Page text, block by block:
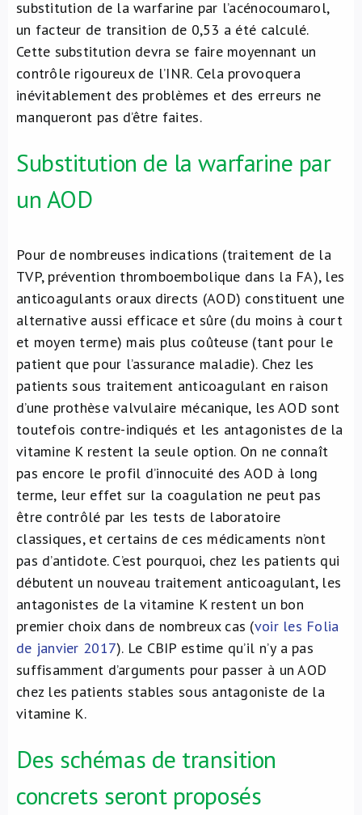
substitution de la warfarine par l’acénocoumarol,
un facteur de transition de 0,53 a été calculé.
Cette substitution devra se faire moyennant un
contrôle rigoureux de l’INR. Cela provoquera
inévitablement des problèmes et des erreurs ne
manqueront pas d’être faites.
Substitution de la warfarine par
un AOD
Pour de nombreuses indications (traitement de la
TVP, prévention thromboembolique dans la FA), les
anticoagulants oraux directs (AOD) constituent une
alternative aussi efficace et sûre (du moins à court
et moyen terme) mais plus coûteuse (tant pour le
patient que pour l’assurance maladie). Chez les
patients sous traitement anticoagulant en raison
d’une prothèse valvulaire mécanique, les AOD sont
toutefois contre-indiqués et les antagonistes de la
vitamine K restent la seule option. On ne connaît
pas encore le profil d’innocuité des AOD à long
terme, leur effet sur la coagulation ne peut pas
être contrôlé par les tests de laboratoire
classiques, et certains de ces médicaments n’ont
pas d’antidote. C’est pourquoi, chez les patients qui
débutent un nouveau traitement anticoagulant, les
antagonistes de la vitamine K restent un bon
premier choix dans de nombreux cas (voir les Folia
de janvier 2017). Le CBIP estime qu’il n’y a pas
suffisamment d’arguments pour passer à un AOD
chez les patients stables sous antagoniste de la
vitamine K.
Des schémas de transition
concrets seront proposés